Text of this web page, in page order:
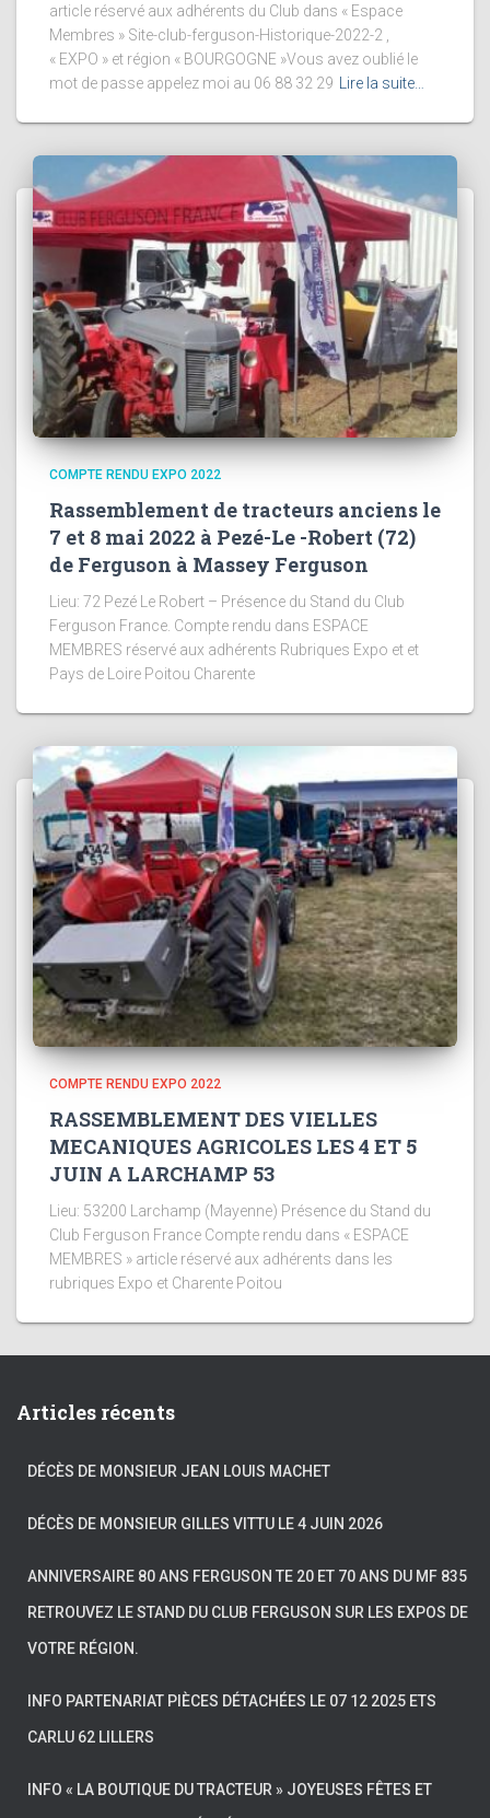
article réservé aux adhérents du Club dans « Espace
Membres » Site-club-ferguson-Historique-2022-2 ,
« EXPO » et région « BOURGOGNE »Vous avez oublié le
mot de passe appelez moi au 06 88 32 29
Lire la suite…
COMPTE RENDU EXPO 2022
Rassemblement de tracteurs anciens le
7 et 8 mai 2022 à Pezé-Le -Robert (72)
de Ferguson à Massey Ferguson
Lieu: 72 Pezé Le Robert – Présence du Stand du Club
Ferguson France. Compte rendu dans ESPACE
MEMBRES réservé aux adhérents Rubriques Expo et et
Pays de Loire Poitou Charente
COMPTE RENDU EXPO 2022
RASSEMBLEMENT DES VIELLES
MECANIQUES AGRICOLES LES 4 ET 5
JUIN A LARCHAMP 53
Lieu: 53200 Larchamp (Mayenne) Présence du Stand du
Club Ferguson France Compte rendu dans « ESPACE
MEMBRES » article réservé aux adhérents dans les
rubriques Expo et Charente Poitou
Articles récents
DÉCÈS DE MONSIEUR JEAN LOUIS MACHET
DÉCÈS DE MONSIEUR GILLES VITTU LE 4 JUIN 2026
ANNIVERSAIRE 80 ANS FERGUSON TE 20 ET 70 ANS DU MF 835
RETROUVEZ LE STAND DU CLUB FERGUSON SUR LES EXPOS DE
VOTRE RÉGION.
INFO PARTENARIAT PIÈCES DÉTACHÉES LE 07 12 2025 ETS
CARLU 62 LILLERS
INFO « LA BOUTIQUE DU TRACTEUR » JOYEUSES FÊTES ET